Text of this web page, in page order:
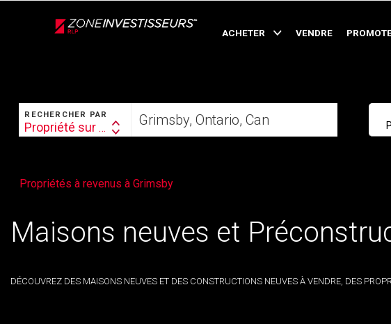
ACHETER VENDRE
RECHERCHER
RECHERCHER PAR
Search
By
Propriété sur plan
votre
foyer
Propriétés à revenus à Grimsby
Maisons neuves et
DÉCOUVREZ DES MAISONS NEUVES ET DES CONSTRUCTIONS NEUVES À VENDRE, DES